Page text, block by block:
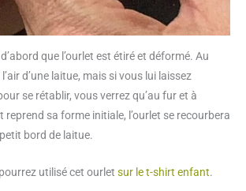
que l’ourlet est étiré et déformé. Au
d’une laitue, mais si vous lui laissez
se rétablir, vous verrez qu’au fur et à
reprend sa forme initiale, l’ourlet se recourbera
bord de laitue.
utilisé cet ourlet sur le t-shirt enfant.